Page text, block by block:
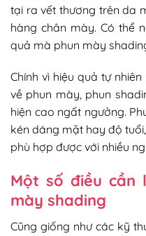
tại ra vết thương trên da
hàng chân mày. Có thể
quả mà phun mày
Chính vì hiệu quả tự
về phun mày, phun
hiện cao ngất ngưởng.
kén dáng mặt hay độ
phù hợp được với nhiều
Một số điều cần
mày shading
Cũng giống như các kỹ